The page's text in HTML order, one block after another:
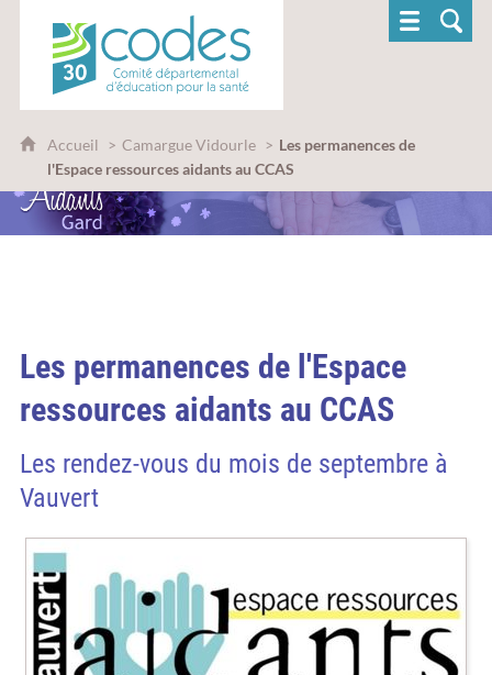
CoDES 30 - Comité départemental
Accueil Camargue Vidourle
Les permanences de
l'Espace ressources aidants au CCAS
Les permanences de l'Espace
ressources aidants au CCAS
Les rendez-vous du mois de septembre à
Vauvert